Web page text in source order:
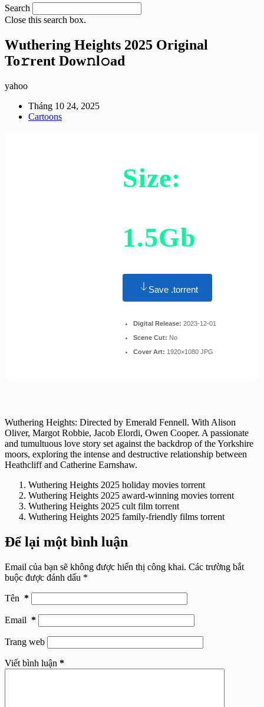
Search
Close this search box.
Wuthering Heights 2025 Original
To𝚛rent Dow𝚗l𝚘ad
yahoo
Tháng 10 24, 2025
Cartoons
Size:
1.5Gb
Save .torrent
Digital Release: 2023-12-01
Scene Cut: No
Cover Art: 1920×1080 JPG
Wuthering Heights: Directed by Emerald Fennell. With Alison
Oliver, Margot Robbie, Jacob Elordi, Owen Cooper. A passionate
and tumultuous love story set against the backdrop of the Yorkshire
moors, exploring the intense and destructive relationship between
Heathcliff and Catherine Earnshaw.
Wuthering Heights 2025 holiday movies torrent
Wuthering Heights 2025 award-winning movies torrent
Wuthering Heights 2025 cult film torrent
Wuthering Heights 2025 family-friendly films torrent
Để lại một bình luận
Email của bạn sẽ không được hiển thị công khai. Các trường bắt
buộc được đánh dấu *
Tên *
Email *
Trang web
Viết bình luận *